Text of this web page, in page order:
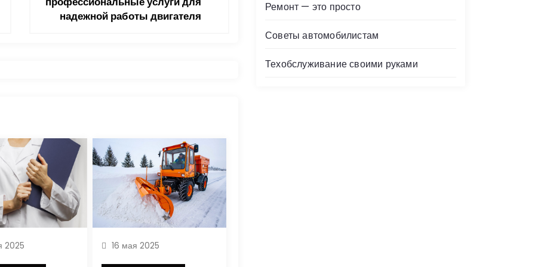
надежной работы двигателя
2025 16 мая 2025
Ремонт — это просто
Советы автомобилистам
Техобслуживание своими руками